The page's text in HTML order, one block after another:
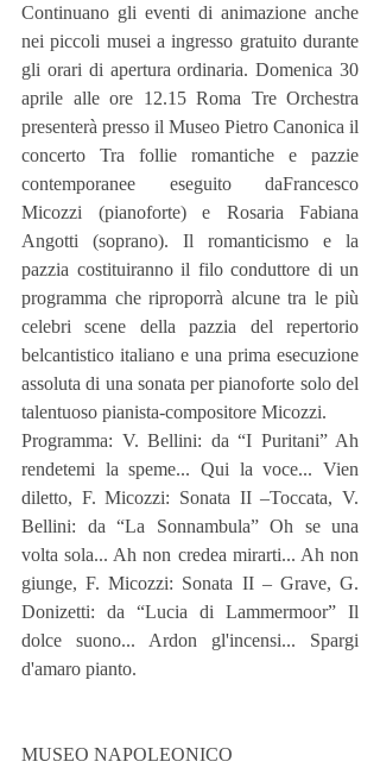
Continuano gli eventi di animazione anche
nei piccoli musei a ingresso gratuito durante
gli orari di apertura ordinaria. Domenica 30
aprile alle ore 12.15 Roma Tre Orchestra
presenterà presso il Museo Pietro Canonica il
concerto Tra follie romantiche e pazzie
contemporanee eseguito daFrancesco
Micozzi (pianoforte) e Rosaria Fabiana
Angotti (soprano). Il romanticismo e la
pazzia costituiranno il filo conduttore di un
programma che riproporrà alcune tra le più
celebri scene della pazzia del repertorio
belcantistico italiano e una prima esecuzione
assoluta di una sonata per pianoforte solo del
talentuoso pianista-compositore Micozzi.
Programma: V. Bellini: da “I Puritani” Ah
rendetemi la speme... Qui la voce... Vien
diletto, F. Micozzi: Sonata II –Toccata, V.
Bellini: da “La Sonnambula” Oh se una
volta sola... Ah non credea mirarti... Ah non
giunge, F. Micozzi: Sonata II – Grave, G.
Donizetti: da “Lucia di Lammermoor” Il
dolce suono... Ardon gl'incensi... Spargi
d'amaro pianto.
MUSEO NAPOLEONICO